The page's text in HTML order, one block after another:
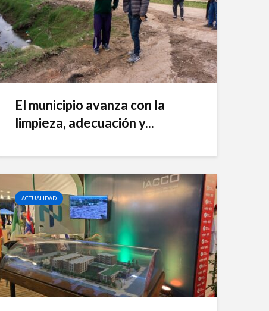
El municipio avanza con la
limpieza, adecuación y...
ACTUALIDAD